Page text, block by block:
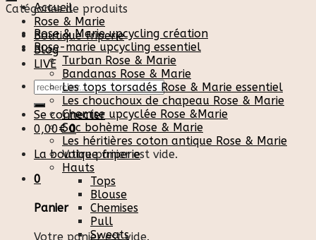
Accueil
Rose & Marie
Boutique friperie
Blog
LIVE
Recherche
pour :
Se connecter
0,00€ 0
Votre panier est vide.
0
Panier
Votre panier est vide.
Catégories de produits
Rose & Marie upcycling création
Rose-marie upcycling essentiel
Turban Rose & Marie
Bandanas Rose & Marie
Les tops torsadés Rose & Marie essentiel
Les chouchoux de chapeau Rose & Marie
Chemise upcyclée Rose &Marie
Sac bohème Rose & Marie
Les héritières coton antique Rose & Marie
La boutique friperie
Hauts
Tops
Blouse
Chemises
Pull
Sweats